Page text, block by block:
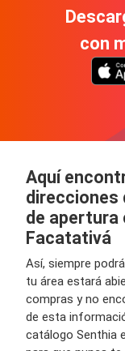
con
Aquí
direcciones
de apertura
Facatativá
Así, siempre
tu área estará
compras y no
de esta
catálogo Senthia